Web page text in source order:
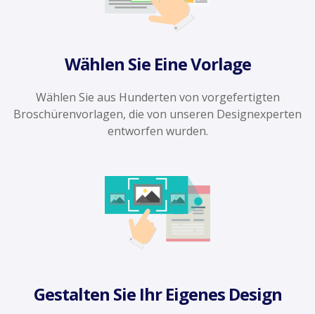
Wählen Sie Eine Vorlage
Wählen Sie aus Hunderten von vorgefertigten
Broschürenvorlagen, die von unseren Designexperten
entworfen wurden.
Gestalten Sie Ihr Eigenes Design